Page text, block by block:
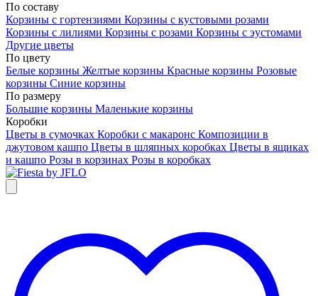
По составу
Корзины с гортензиями Корзины с кустовыми розами
Корзины с лилиями Корзины с розами Корзины с эустомами
Другие цветы
По цвету
Белые корзины Желтые корзины Красные корзины Розовые
корзины Синие корзины
По размеру
Большие корзины Маленькие корзины
Коробки
Цветы в сумочках Коробки с макаронс Композиции в
джутовом кашпо Цветы в шляпных коробках Цветы в ящиках
и кашпо Розы в корзинах Розы в коробках